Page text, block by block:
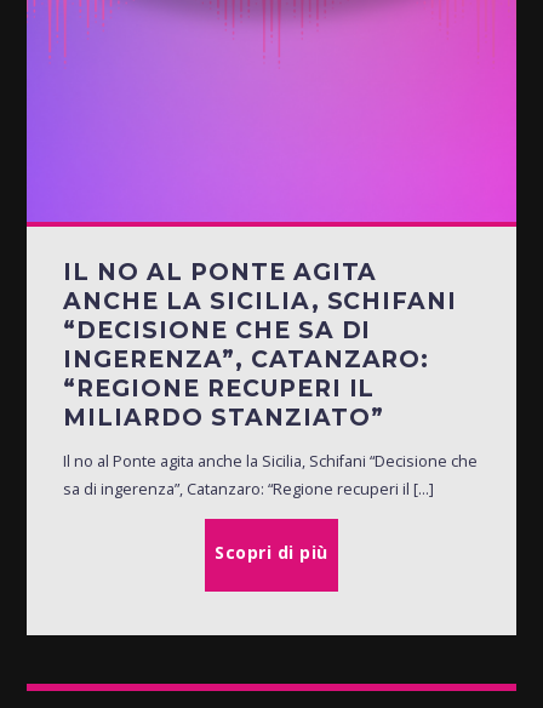
IL NO AL PONTE AGITA
ANCHE LA SICILIA, SCHIFANI
“DECISIONE CHE SA DI
INGERENZA”, CATANZARO:
“REGIONE RECUPERI IL
MILIARDO STANZIATO”
Il no al Ponte agita anche la Sicilia, Schifani “Decisione che
sa di ingerenza”, Catanzaro: “Regione recuperi il [...]
Scopri di più